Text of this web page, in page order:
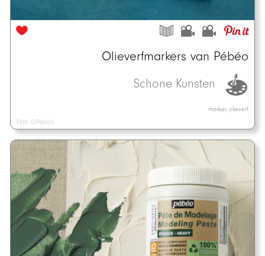
Olieverfmarkers van Pébéo
Schone Kunsten
marker, olieverf
Foto ©Pébéo